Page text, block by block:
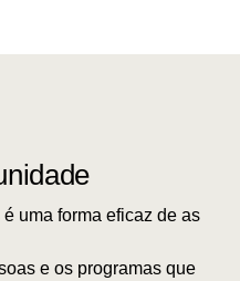
uma forma eficaz de as
e os programas que